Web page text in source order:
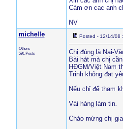
Cám ơn cac anh
NV
michelle
Others
591 Posts
Posted - 12/14/08
Chị đúng là Nai-
Bài hát mà chị
HĐGM/Việt Nam
Trinh không đạt
Nếu chỉ để tham
Vài hàng làm tin.
Chào mừng chị